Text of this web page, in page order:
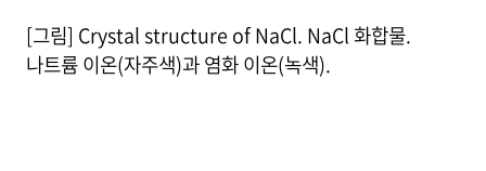
[그림] Crystal structure of NaCl. NaCl 화합물.
나트륨 이온(자주색)과 염화 이온(녹색).